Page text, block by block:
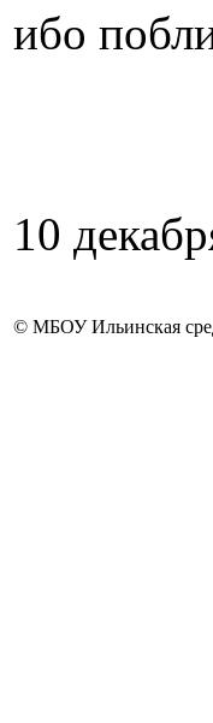
ибо
10
© МБОУ Ильинская